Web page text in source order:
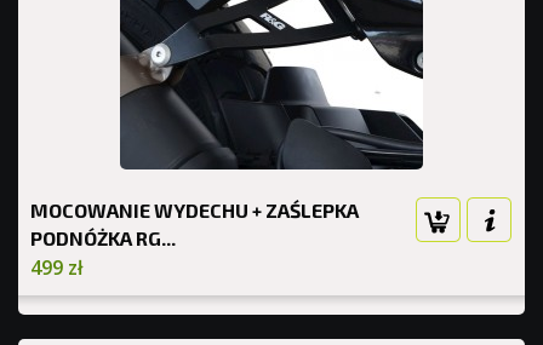
MOCOWANIE WYDECHU + ZAŚLEPKA
PODNÓŻKA RG...
499 zł